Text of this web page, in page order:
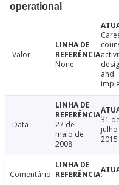
operational
Valor
None
and
Data
27 de
maio de
2008
31 de
2015
Comentário